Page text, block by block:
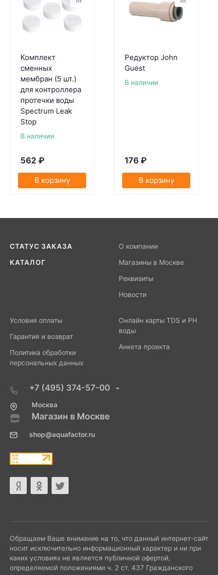
Комплект
сменных
мембран (5 шт.)
для контроллера
протечки воды
Spectrum Leak
Stop
В наличии
562 ₽
В корзину
Редуктор John
Guest
В наличии
176 ₽
В корзину
СТАТУС ЗАКАЗА
КАТАЛОГ
О компании
Магазины в Москве
Реквизиты
Новости
Условия оплаты
Гарантия и возврат
Политика обработки
персональных данных
Онлайн карты TDS и PH
воды
Анкета проекта
+7 (495) 374-57-00
Москва
Магазин в Москве
shop@aquafactor.ru
Обращаем Ваше внимание на то, что данный интернет-сайт
носит исключительно информационный характер и ни при
каких условиях не является публичной офертой,
определяемой положениями ч. 2 ст. 437 Гражданского